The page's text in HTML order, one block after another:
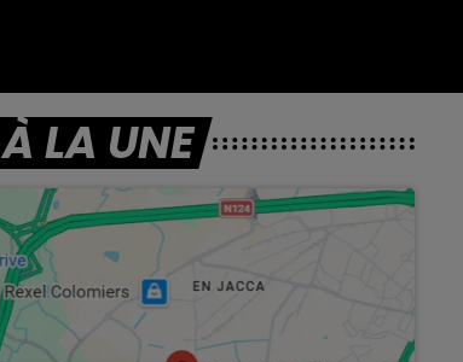
À LA UNE